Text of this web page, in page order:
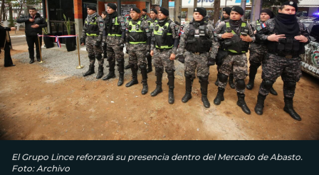
El Grupo Lince reforzará su presencia dentro del Mercado de Abasto.
Foto: Archivo